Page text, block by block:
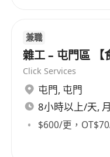
兼職
雜工 – 屯門區 【
Click Services
屯門, 屯門
8小時以上/天,
$600/更，